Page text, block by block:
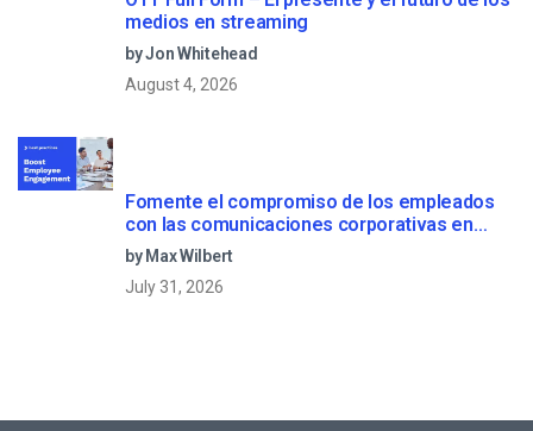
medios en streaming
by Jon Whitehead
August 4, 2026
Fomente el compromiso de los empleados
con las comunicaciones corporativas en
directo
by Max Wilbert
July 31, 2026